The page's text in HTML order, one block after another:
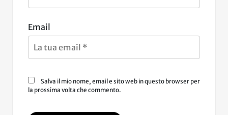
Email
Salva il mio nome, email e sito web in questo browser per
la prossima volta che commento.